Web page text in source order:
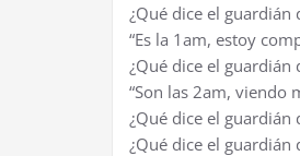
¿Qué dice el guardián
“Es la 1am, estoy
¿Qué dice el guardián
“Son las 2am, viendo
¿Qué dice el guardián
¿Qué dice el guardián